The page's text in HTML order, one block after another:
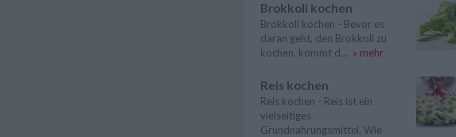
Brokkoli kochen
Brokkoli kochen - Bevor es
daran geht, den Brokkoli zu
kochen, kommt d... » mehr
Reis kochen
Reis kochen - Reis ist ein
vielseitiges
Grundnahrungsmittel. Wie